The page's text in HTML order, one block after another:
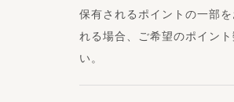
保有されるポイントの一部
れる場合、ご希望のポイン
い。